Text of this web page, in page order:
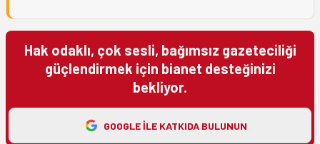
Hak odaklı, çok sesli, bağımsız gazeteciliği
güçlendirmek için bianet desteğinizi
bekliyor.
GOOGLE ILE KATKIDA BULUNUN